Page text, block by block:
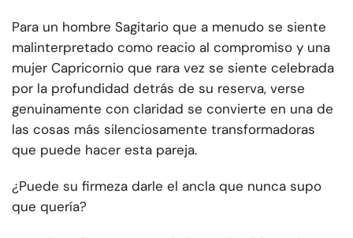
Para un hombre Sagitario que a menudo se siente
malinterpretado como reacio al compromiso y una
mujer Capricornio que rara vez se siente celebrada
por la profundidad detrás de su reserva, verse
genuinamente con claridad se convierte en una de
las cosas más silenciosamente transformadoras
que puede hacer esta pareja.
¿Puede su firmeza darle el ancla que nunca supo
que quería?